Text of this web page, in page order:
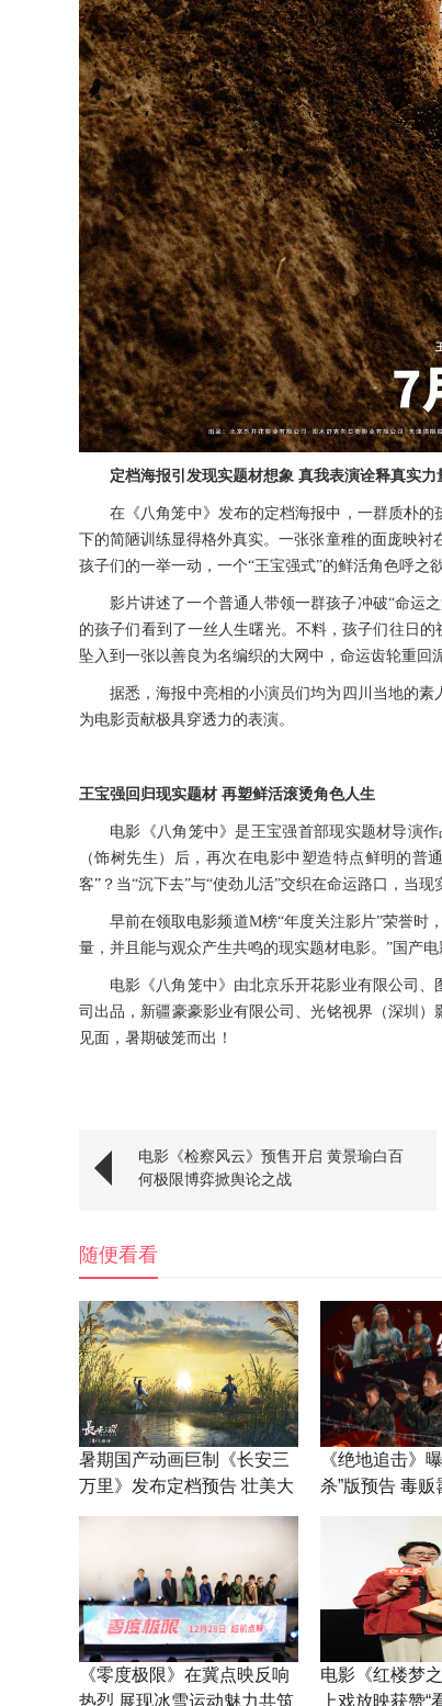
定档海报引发现实题材想象 真我表演诠释真实力
在《八角笼中》发布的定档海报中， 一群质朴的
下的简陋训练显得格外真实。一张张童稚的面庞映
孩子们的一举一动，一个“王宝强式”的鲜活角色呼之欲
影片讲述了一个普通人 带领一群孩子冲破“命运
的孩子们看到了一丝人生曙光。不料，孩子们 往日的
坠入到一张以善良为名编织的大网中，命运齿轮重回
据悉 ，海报中亮相 的小演员们均为四川当地的素
为电影贡献极具穿透力的表演。
王宝强回归现实题材 再塑鲜活滚烫角色人生
电影《八角笼中》是王宝强首部现实题材导演作
（饰树先生）后， 再次在电影中塑造特点鲜明的普
客”？当“沉下去”与“使劲儿活”交织在命运路口，当
早前在领取电影频道M榜“年度关注影片”荣誉时
量，并且能与观众产生共鸣的现实题材电影。”国产
电影《八角笼中》由北京乐开花影业有限公司
司出品，新疆豪豪影业有限公司、光铭视界（深圳
见面， 暑期破笼而出 ！
电影《检察风云》预售开启 黄景瑜白百
何极限博弈掀舆论之战
随便看看
暑期国产动画巨制《长安三
万里》发布定档预告 壮美大
唐山河辽阔
《绝地追击》
杀”版预告 毒贩
然挑衅武警边
《零度极限》在冀点映反响
热烈 展现冰雪运动魅力共筑
电影《红楼梦
上戏放映获赞